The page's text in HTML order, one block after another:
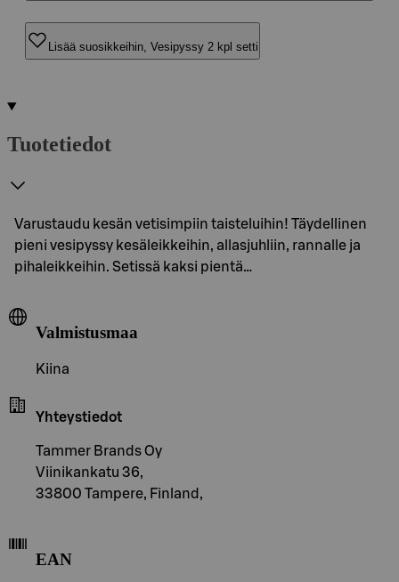
Lisää suosikkeihin, Vesipyssy 2 kpl setti
Tuotetiedot
Varustaudu kesän vetisimpiin taisteluihin! Täydellinen
pieni vesipyssy kesäleikkeihin, allasjuhliin, rannalle ja
pihaleikkeihin. Setissä kaksi pientä…
Valmistusmaa
Kiina
Yhteystiedot
Tammer Brands Oy
Viinikankatu 36,
33800 Tampere, Finland,
EAN